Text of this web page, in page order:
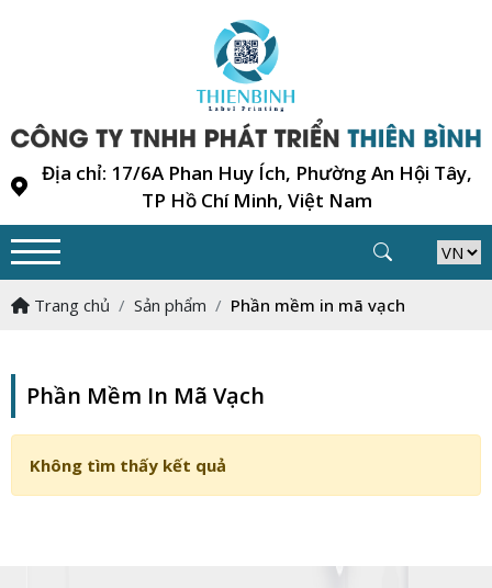
Địa chỉ: 17/6A Phan Huy Ích, Phường An Hội Tây,
TP Hồ Chí Minh, Việt Nam
Trang chủ Sản phẩm Phần mềm in mã vạch
Phần Mềm In Mã Vạch
Không tìm thấy kết quả